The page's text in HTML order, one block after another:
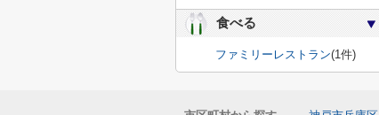
食べる
ファミリーレストラン(1件)